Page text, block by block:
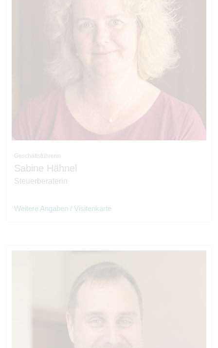
Geschäftsführerin
Sabine Hähnel
Steuerberaterin
Weitere Angaben / Visitenkarte